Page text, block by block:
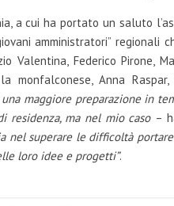
a cui ha portato un saluto
amministratori”
Valentina, Federico Pirone,
monfalconese, Anna
maggiore preparazione in
ma nel mio caso –
nel superare le difficoltà
loro idee e progetti”.